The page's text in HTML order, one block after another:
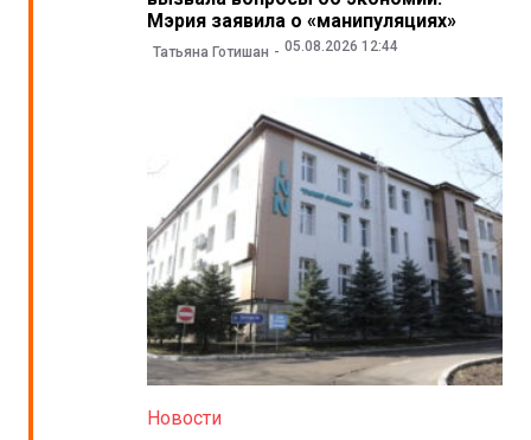
Мэрия заявила о «манипуляциях»
Татьяна Готишан 05.08.2026 12:44
Новости